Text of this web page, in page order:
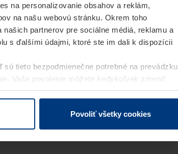
na personalizovanie obsahov a reklám,
na našu webovú stránku. Okrem toho
partnerov pre sociálne médiá, reklamu a
s ďalšími údajmi, ktoré ste im dali k dispozícii
tieto bezpodmienečne potrebné na prevádzku
Vaše povolenie môžete kedykoľvek zmeniť
údajovnašej webovej stránky.
Povoliť všetky cookies